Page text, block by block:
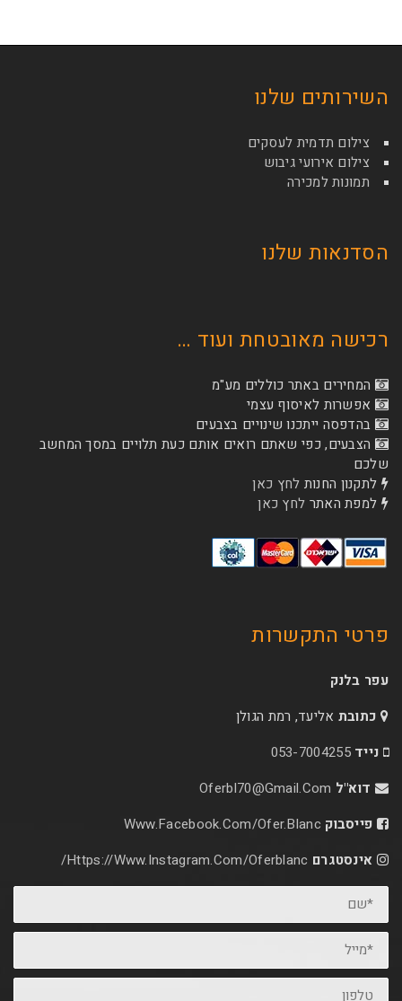
השירותים שלנו
צילום תדמית לעסקים
צילום אירועי גיבוש
תמונות למכירה
הסדנאות שלנו
רכישה מאובטחת ועוד …
המחירים באתר כוללים מע"מ
אפשרות לאיסוף עצמי
בהדפסה ייתכנו שינויים בצבעים
הצבעים, כפי שאתם רואים אותם כעת תלויים במסך המחשב
שלכם
לתקנון החנות לחץ כאן
למפת האתר לחץ כאן
פרטי התקשרות
עפר בלנק
כתובת אליעד, רמת הגולן
נייד 053-7004255
דוא"ל Oferbl70@Gmail.Com
פייסבוק Www.facebook.com/ofer.blanc
אינסטגרם Https://www.instagram.com/oferblanc/
*שם
*מייל
טלפון